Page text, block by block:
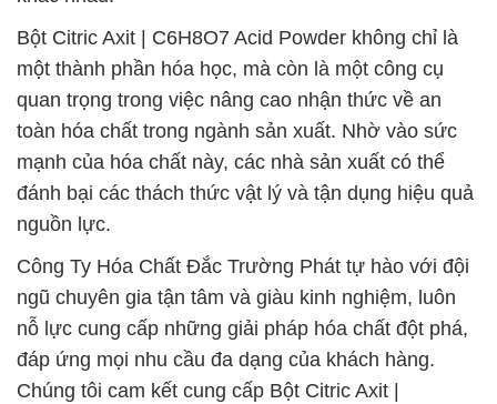
Bột Citric Axit | C6H8O7 Acid Powder không chỉ là
một thành phần hóa học, mà còn là một công cụ
quan trọng trong việc nâng cao nhận thức về an
toàn hóa chất trong ngành sản xuất. Nhờ vào sức
mạnh của hóa chất này, các nhà sản xuất có thể
đánh bại các thách thức vật lý và tận dụng hiệu quả
nguồn lực.
Công Ty Hóa Chất Đắc Trường Phát tự hào với đội
ngũ chuyên gia tận tâm và giàu kinh nghiệm, luôn
nỗ lực cung cấp những giải pháp hóa chất đột phá,
đáp ứng mọi nhu cầu đa dạng của khách hàng.
Chúng tôi cam kết cung cấp Bột Citric Axit |